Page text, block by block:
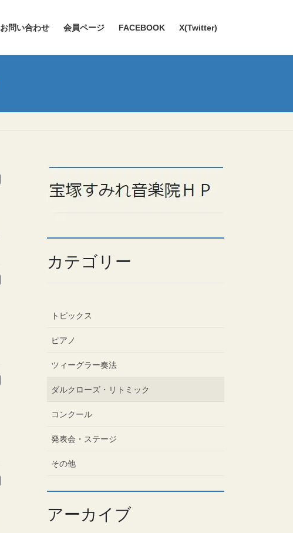
お問い合わせ 会員ページ FACEBOOK X(Twitter)
カテゴリー
トピックス
ピアノ
ツィーグラー奏法
ダルクローズ・リトミック
コンクール
発表会・ステージ
その他
アーカイブ